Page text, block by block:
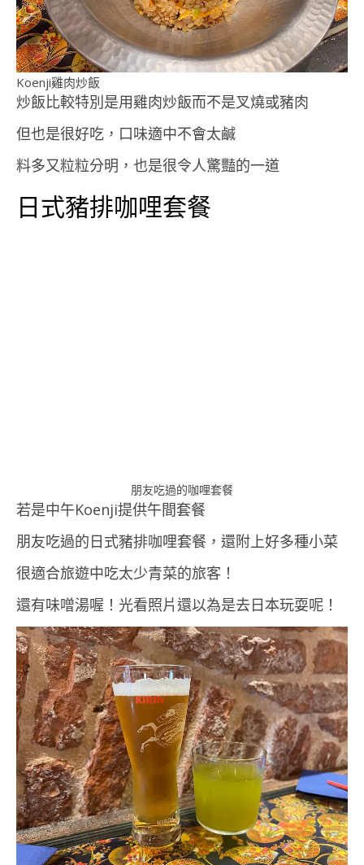
Koenji雞肉炒飯
炒飯比較特別是用雞肉炒飯而不是叉燒或豬肉
但也是很好吃，口味適中不會太鹹
料多又粒粒分明，也是很令人驚豔的一道
日式豬排咖哩套餐
朋友吃過的咖哩套餐
若是中午Koenji提供午間套餐
朋友吃過的日式豬排咖哩套餐，還附上好多種小菜
很適合旅遊中吃太少青菜的旅客！
還有味噌湯喔！光看照片還以為是去日本玩耍呢！